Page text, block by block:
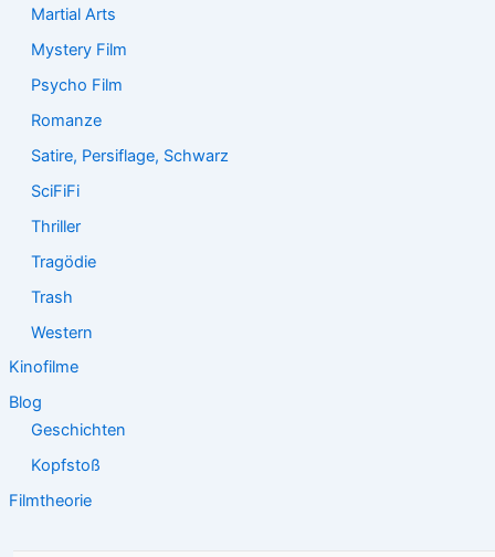
Martial Arts
Mystery Film
Psycho Film
Romanze
Satire, Persiflage, Schwarz
SciFiFi
Thriller
Tragödie
Trash
Western
Kinofilme
Blog
Geschichten
Kopfstoß
Filmtheorie